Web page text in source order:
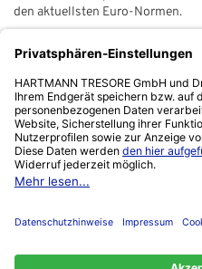
den aktuellsten Euro-Normen.
Der ECB (European
unabhängige
Systems Association e. V.
Das Netzwerk "Zuhause